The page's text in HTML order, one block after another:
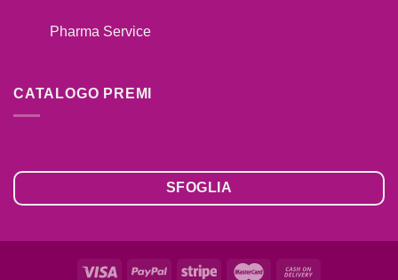
Pharma Service
CATALOGO PREMI
SFOGLIA